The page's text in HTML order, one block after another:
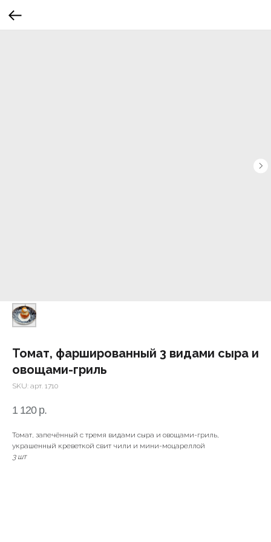
Томат, фаршированный 3 видами сыра и
овощами-гриль
SKU: арт. 1710
1 120 р.
Томат, запечённый с тремя видами сыра и овощами-гриль,
украшенный креветкой свит чили и мини-моцареллой
3 шт